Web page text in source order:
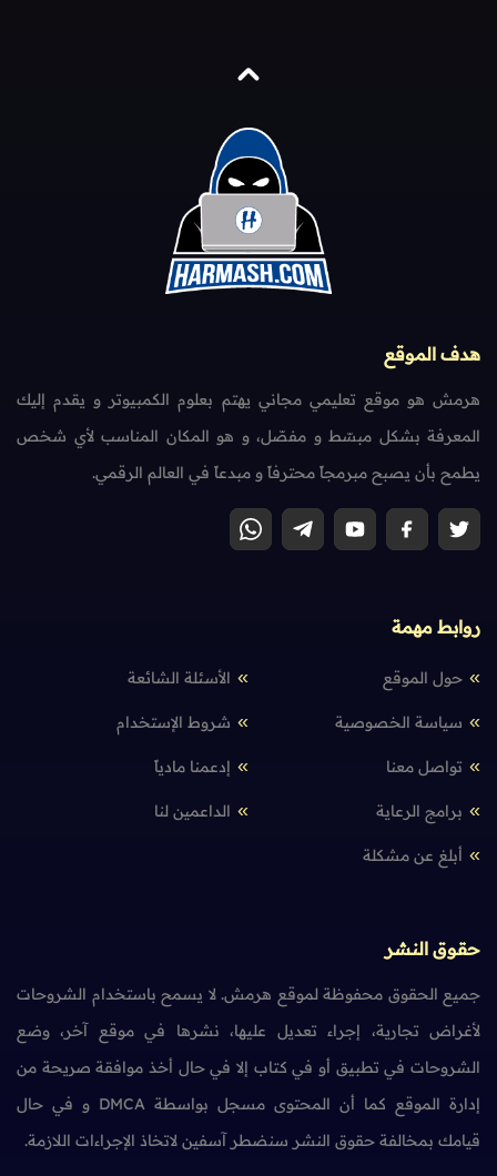
هدف الموقع
هرمش هو موقع تعليمي مجاني يهتم بعلوم الكمبيوتر و يقدم إليك
المعرفة بشكل مبسّط و مفصّل، و هو المكان المناسب لأي شخص
يطمح بأن يصبح مبرمجاً محترفاً و مبدعاً في العالم الرقمي.
روابط مهمة
حول الموقع الأسئلة الشائعة
سياسة الخصوصية شروط الإستخدام
تواصل معنا إدعمنا مادياً
برامج الرعاية الداعمين لنا
أبلغ عن مشكلة
حقوق النشر
جميع الحقوق محفوظة لموقع هرمش. لا يسمح باستخدام الشروحات
لأغراض تجارية، إجراء تعديل عليها، نشرها في موقع آخر، وضع
الشروحات في تطبيق أو في كتاب إلا في حال أخذ موافقة صريحة من
إدارة الموقع كما أن المحتوى مسجل بواسطة DMCA و في حال
قيامك بمخالفة حقوق النشر سنضطر آسفين لاتخاذ الإجراءات اللازمة.